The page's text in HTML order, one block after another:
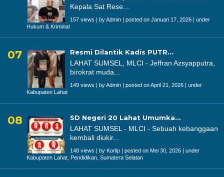
Kepala Sat Rese...
157 views | byAdmin | posted on Januari 17, 2026 | under
Hukum & Kriminal
Resmi Dilantik Kadis PUTR...
LAHAT SUMSEL, MLCI - Jeffran Azsyapputra,
birokrat muda...
149 views | byAdmin | posted on April 21, 2026 | under
Kabupaten Lahat
SD Negeri 20 Lahat Umumka...
LAHAT SUMSEL - MLCI - Sebuah kebanggaan
kembali diukir...
148 views | by Korlip | posted on Mei 30, 2026 | under
Kabupaten Lahat Pendidikan Sumatera Selatan